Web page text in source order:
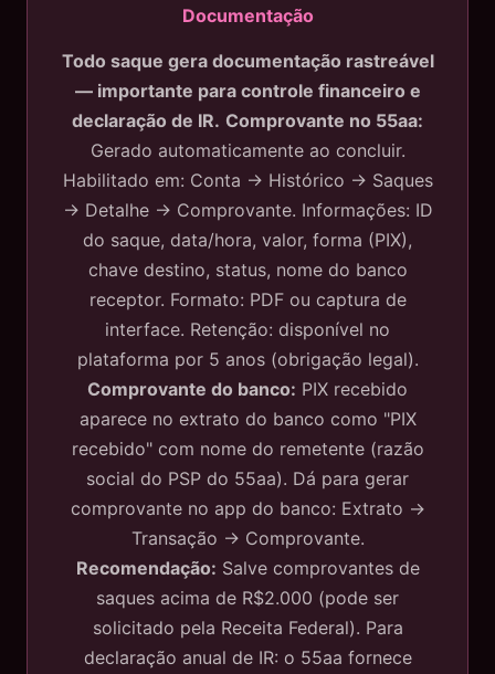
Documentação
Todo saque gera documentação rastreável
— importante para controle financeiro e
declaração de IR. Comprovante no 55aa:
Gerado automaticamente ao concluir.
Habilitado em: Conta → Histórico → Saques
→ Detalhe → Comprovante. Informações: ID
do saque, data/hora, valor, forma (PIX),
chave destino, status, nome do banco
receptor. Formato: PDF ou captura de
interface. Retenção: disponível no
plataforma por 5 anos (obrigação legal).
Comprovante do banco: PIX recebido
aparece no extrato do banco como "PIX
recebido" com nome do remetente (razão
social do PSP do 55aa). Dá para gerar
comprovante no app do banco: Extrato →
Transação → Comprovante.
Recomendação: Salve comprovantes de
saques acima de R$2.000 (pode ser
solicitado pela Receita Federal). Para
declaração anual de IR: o 55aa fornece